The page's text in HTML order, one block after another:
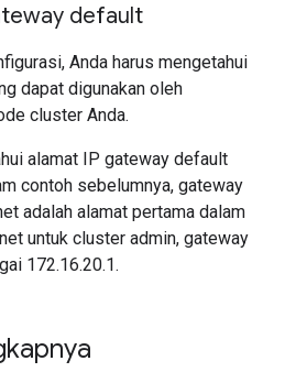
default
Anda harus mengetahui
dapat digunakan oleh
cluster Anda.
alamat IP gateway default
contoh sebelumnya, gateway
adalah alamat pertama dalam
untuk cluster admin, gateway
172.16.20.1.